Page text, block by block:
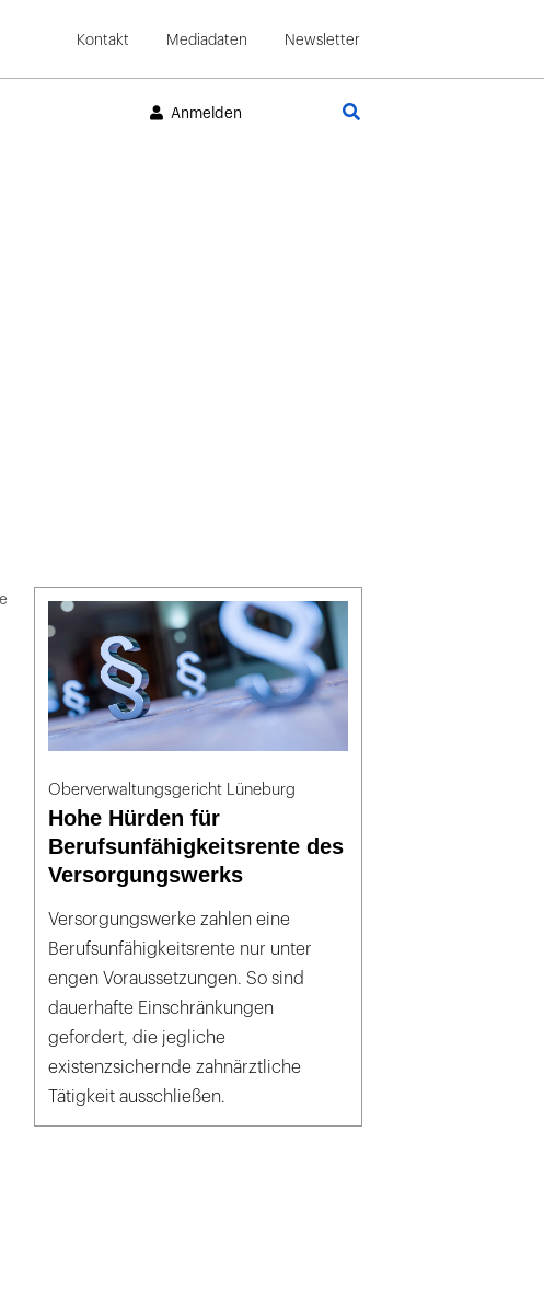
Kontakt Mediadaten Newsletter
Anmelden
Oberverwaltungsgericht Lüneburg
Hohe Hürden für
Berufsunfähigkeitsrente des
Versorgungswerks
Versorgungswerke zahlen eine
Berufsunfähigkeitsrente nur unter
engen Voraussetzungen. So sind
dauerhafte Einschränkungen
gefordert, die jegliche
existenzsichernde zahnärztliche
Tätigkeit ausschließen.